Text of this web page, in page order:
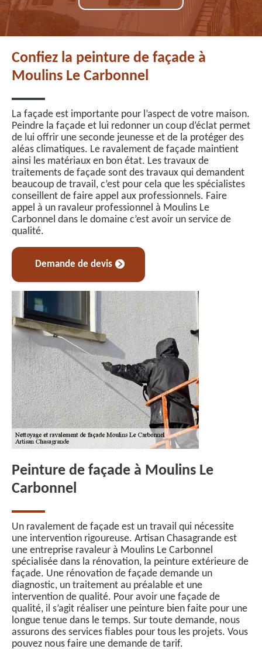
Confiez la peinture de façade à
Moulins Le Carbonnel
La façade est importante pour l’aspect de votre maison.
Peindre la façade et lui redonner un coup d’éclat permet
de lui offrir une seconde jeunesse et de la protéger des
aléas climatiques. Le ravalement de façade maintient
ainsi les matériaux en bon état. Les travaux de
traitements de façade sont des travaux qui demandent
beaucoup de travail, c’est pour cela que les spécialistes
conseillent de faire appel aux professionnels. Faire
appel à un ravaleur professionnel à Moulins Le
Carbonnel dans le domaine c’est avoir un service de
qualité.
Demande de devis
Peinture de façade à Moulins Le
Carbonnel
Un ravalement de façade est un travail qui nécessite
une intervention rigoureuse. Artisan Chasagrande est
une entreprise ravaleur à Moulins Le Carbonnel
spécialisée dans la rénovation, la peinture extérieure de
façade. Une rénovation de façade demande un
diagnostic, un traitement au préalable et une
intervention de qualité. Pour avoir une façade de
qualité, il s’agit réaliser une peinture bien faite pour une
longue tenue dans le temps. Sur toute demande, nous
assurons des services fiables pour tous les projets. Vous
pouvez nous faire une demande de tarif.